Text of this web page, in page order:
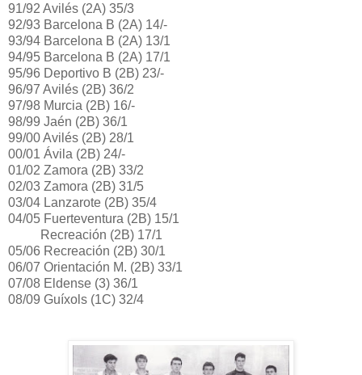
91/92 Avilés (2A) 35/3
92/93 Barcelona B (2A) 14/-
93/94 Barcelona B (2A) 13/1
94/95 Barcelona B (2A) 17/1
95/96 Deportivo B (2B) 23/-
96/97 Avilés (2B) 36/2
97/98 Murcia (2B) 16/-
98/99 Jaén (2B) 36/1
99/00 Avilés (2B) 28/1
00/01 Ávila (2B) 24/-
01/02 Zamora (2B) 33/2
02/03 Zamora (2B) 31/5
03/04 Lanzarote (2B) 35/4
04/05 Fuerteventura (2B) 15/1
Recreación (2B) 17/1
05/06 Recreación (2B) 30/1
06/07 Orientación M. (2B) 33/1
07/08 Eldense (3) 36/1
08/09 Guíxols (1C) 32/4